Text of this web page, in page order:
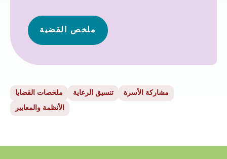
ملخص القضية
ملخصات القضايا تنسيق الرعاية
مشاركة الأسرة
الأنظمة والمعايير